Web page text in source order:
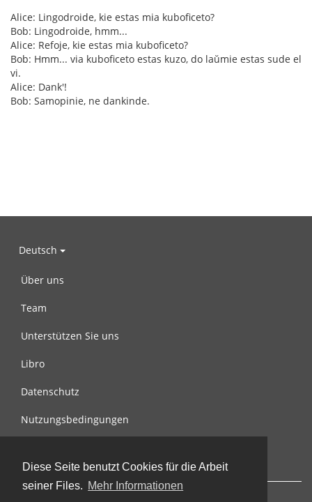
Diese Seite benutzt Cookies für die Arbeit
seiner Files. Mehr Informationen
Alice: Lingodroide, kie estas mia kuboficeto?
Bob: Lingodroide, hmm...
Alice: Refoje, kie estas mia kuboficeto?
Bob: Hmm... via kuboficeto estas kuzo, do laŭmie estas sude el
vi.
Alice: Dank'!
Bob: Samopinie, ne dankinde.
Deutsch
Über uns
Team
Unterstützen Sie uns
Libro
Datenschutz
Nutzungsbedingungen